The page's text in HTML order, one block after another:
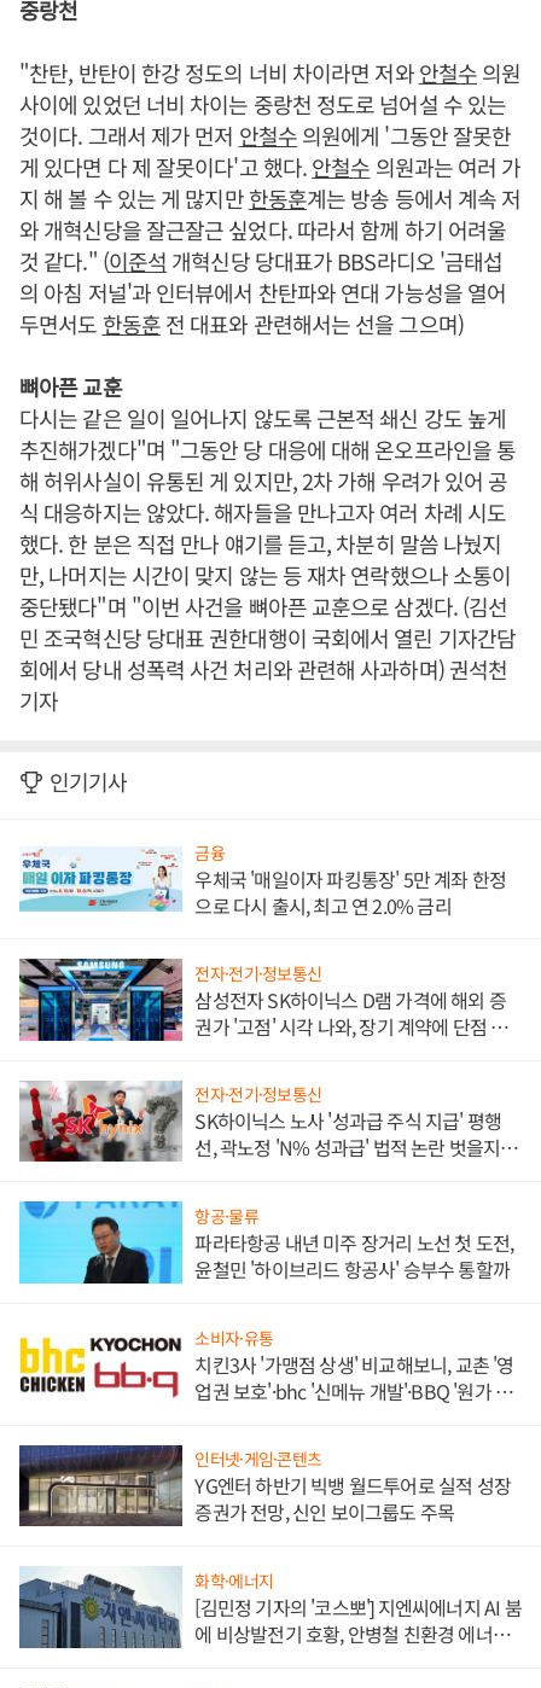
중랑천
"찬탄, 반탄이 한강 정도의 너비 차이라면 저와안철수의원
사이에 있었던 너비 차이는 중랑천 정도로 넘어설 수 있는
것이다. 그래서 제가 먼저 안철수의원에게 '그동안 잘못한
게 있다면 다 제 잘못이다'고 했다.안철수 의원과는 여러 가
지 해 볼 수 있는 게 많지만한동훈계는 방송 등에서 계속 저
와 개혁신당을 잘근잘근 싶었다. 따라서 함께 하기 어려울
것 같다." (이준석 개혁신당 당대표가 BBS라디오 '금태섭
의 아침 저널'과 인터뷰에서 찬탄파와 연대 가능성을 열어
두면서도 한동훈전 대표와 관련해서는 선을 그으며)
뼈아픈 교훈
다시는 같은 일이 일어나지 않도록 근본적 쇄신 강도 높게
추진해가겠다"며 "그동안 당 대응에 대해 온오프라인을 통
해 허위사실이 유통된 게 있지만, 2차 가해 우려가 있어 공
식 대응하지는 않았다. 해자들을 만나고자 여러 차례 시도
했다. 한 분은 직접 만나 얘기를 듣고, 차분히 말씀 나눴지
만, 나머지는 시간이 맞지 않는 등 재차 연락했으나 소통이
중단됐다"며 "이번 사건을 뼈아픈 교훈으로 삼겠다. (김선
민 조국혁신당 당대표 권한대행이 국회에서 열린 기자간담
회에서 당내 성폭력 사건 처리와 관련해 사과하며) 권석천
기자
인기기사
금융
우체국 '매일이자 파킹통장' 5만 계좌 한정
으로 다시 출시, 최고 연 2.0% 금리
전자·전기·정보통신
삼성전자 SK하이닉스 D램 가격에 해외 증
권가 '고점' 시각 나와, 장기 계약에 단점 부
전자·전기·정보통신
SK하이닉스 노사 '성과급 주식 지급' 평행
선, 곽노정 'N% 성과급' 법적 논란 벗을지 주
항공·물류
파라타항공 내년 미주 장거리 노선 첫 도전,
윤철민 '하이브리드 항공사' 승부수 통할까
소비자·유통
치킨3사 '가맹점 상생' 비교해보니, 교촌 '영
업권 보호'·bhc '신메뉴 개발'·BBQ '원가 부
인터넷·게임·콘텐츠
YG엔터 하반기 빅뱅 월드투어로 실적 성장
증권가 전망, 신인 보이그룹도 주목
화학·에너지
[김민정 기자의 '코스뽀'] 지엔씨에너지 AI 붐
에 비상발전기 호황, 안병철 친환경 에너지